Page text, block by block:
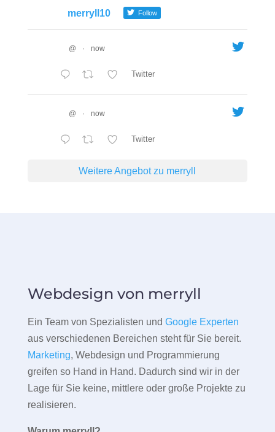
merryll10 Follow
@ · now
Twitter
@ · now
Twitter
Weitere Angebot zu merryll
Webdesign von merryll
Ein Team von Spezialisten und Google Experten
aus verschiedenen Bereichen steht für Sie bereit.
Marketing, Webdesign und Programmierung
greifen so Hand in Hand. Dadurch sind wir in der
Lage für Sie keine, mittlere oder große Projekte zu
realisieren.